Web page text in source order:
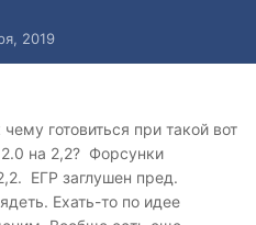
2019
готовиться при такой вот
на 2,2? Форсунки
ЕГР заглушен пред.
Ехать-то по идее